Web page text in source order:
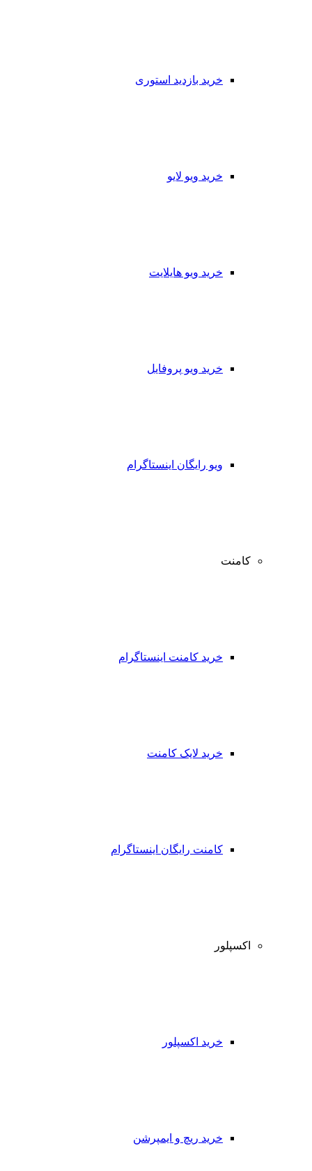
خرید بازدید استوری
خرید ویو لایو
خرید ویو هایلایت
خرید ویو پروفایل
ویو رایگان اینستاگرام
کامنت
خرید کامنت اینستاگرام
خرید لایک کامنت
کامنت رایگان اینستاگرام
اکسپلور
خرید اکسپلور
خرید ریچ و ایمپرشن